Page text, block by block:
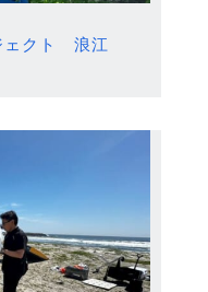
ェクト 浪江